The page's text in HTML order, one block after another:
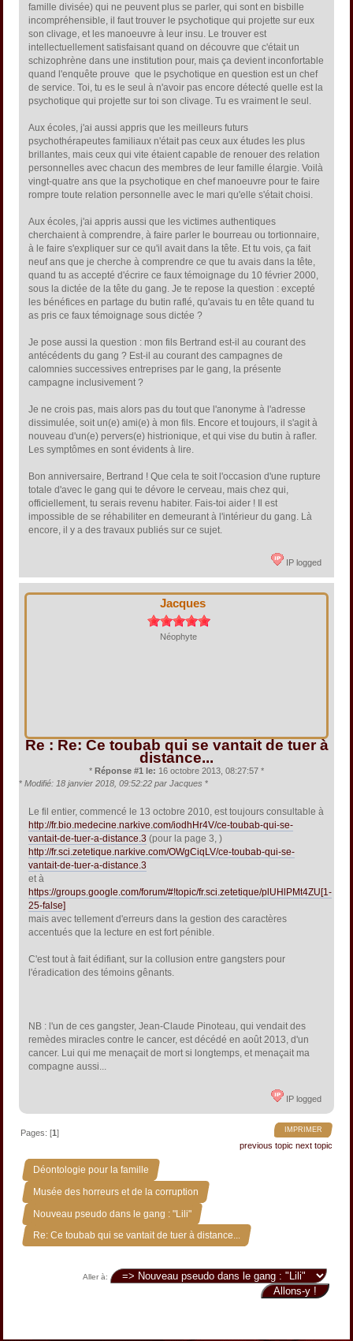
famille divisée) qui ne peuvent plus se parler, qui sont en bisbille
incompréhensible, il faut trouver le psychotique qui projette sur eux
son clivage, et les manoeuvre à leur insu. Le trouver est
intellectuellement satisfaisant quand on découvre que c'était un
schizophrène dans une institution pour, mais ça devient inconfortable
quand l'enquête prouve que le psychotique en question est un chef
de service. Toi, tu es le seul à n'avoir pas encore détecté quelle est la
psychotique qui projette sur toi son clivage. Tu es vraiment le seul.
Aux écoles, j'ai aussi appris que les meilleurs futurs
psychothérapeutes familiaux n'était pas ceux aux études les plus
brillantes, mais ceux qui vite étaient capable de renouer des relation
personnelles avec chacun des membres de leur famille élargie. Voilà
vingt-quatre ans que la psychotique en chef manoeuvre pour te faire
rompre toute relation personnelle avec le mari qu'elle s'était choisi.
Aux écoles, j'ai appris aussi que les victimes authentiques
cherchaient à comprendre, à faire parler le bourreau ou tortionnaire,
à le faire s'expliquer sur ce qu'il avait dans la tête. Et tu vois, ça fait
neuf ans que je cherche à comprendre ce que tu avais dans la tête,
quand tu as accepté d'écrire ce faux témoignage du 10 février 2000,
sous la dictée de la tête du gang. Je te repose la question : excepté
les bénéfices en partage du butin raflé, qu'avais tu en tête quand tu
as pris ce faux témoignage sous dictée ?
Je pose aussi la question : mon fils Bertrand est-il au courant des
antécédents du gang ? Est-il au courant des campagnes de
calomnies successives entreprises par le gang, la présente
campagne inclusivement ?
Je ne crois pas, mais alors pas du tout que l'anonyme à l'adresse
dissimulée, soit un(e) ami(e) à mon fils. Encore et toujours, il s'agit à
nouveau d'un(e) pervers(e) histrionique, et qui vise du butin à rafler.
Les symptômes en sont évidents à lire.
Bon anniversaire, Bertrand ! Que cela te soit l'occasion d'une rupture
totale d'avec le gang qui te dévore le cerveau, mais chez qui,
officiellement, tu serais revenu habiter. Fais-toi aider ! Il est
impossible de se réhabiliter en demeurant à l'intérieur du gang. Là
encore, il y a des travaux publiés sur ce sujet.
IP logged
Jacques
Néophyte
Re : Re: Ce toubab qui se vantait de tuer à
distance...
* Réponse #1 le: 16 octobre 2013, 08:27:57 *
* Modifié: 18 janvier 2018, 09:52:22 par Jacques *
Le fil entier, commencé le 13 octobre 2010, est toujours consultable à
http://fr.bio.medecine.narkive.com/iodhHr4V/ce-toubab-qui-se-
vantait-de-tuer-a-distance.3 (pour la page 3, )
http://fr.sci.zetetique.narkive.com/OWgCiqLV/ce-toubab-qui-se-
vantait-de-tuer-a-distance.3
et à
https://groups.google.com/forum/#!topic/fr.sci.zetetique/plUHlPMt4ZU[1-
25-false]
mais avec tellement d'erreurs dans la gestion des caractères
accentués que la lecture en est fort pénible.
C'est tout à fait édifiant, sur la collusion entre gangsters pour
l'éradication des témoins gênants.
NB : l'un de ces gangster, Jean-Claude Pinoteau, qui vendait des
remèdes miracles contre le cancer, est décédé en août 2013, d'un
cancer. Lui qui me menaçait de mort si longtemps, et menaçait ma
compagne aussi...
IP logged
IMPRIMER
Pages: [1]
previous topic next topic
Déontologie pour la famille »
Musée des horreurs et de la corruption »
Nouveau pseudo dans le gang : "Lili" »
Re: Ce toubab qui se vantait de tuer à distance...
Aller à: